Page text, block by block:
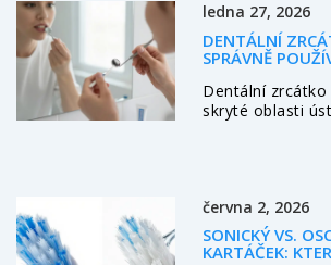
od pacientů.
tu pravou
potřeby a co
výběru důležité.
služby nabízejí
jak jsou
ledna 27, 2026
DENTÁLNÍ
SPRÁVNĚ
Dentální
skryté oblasti
června 2, 2026
SONICKÝ VS.
KARTÁČEK: